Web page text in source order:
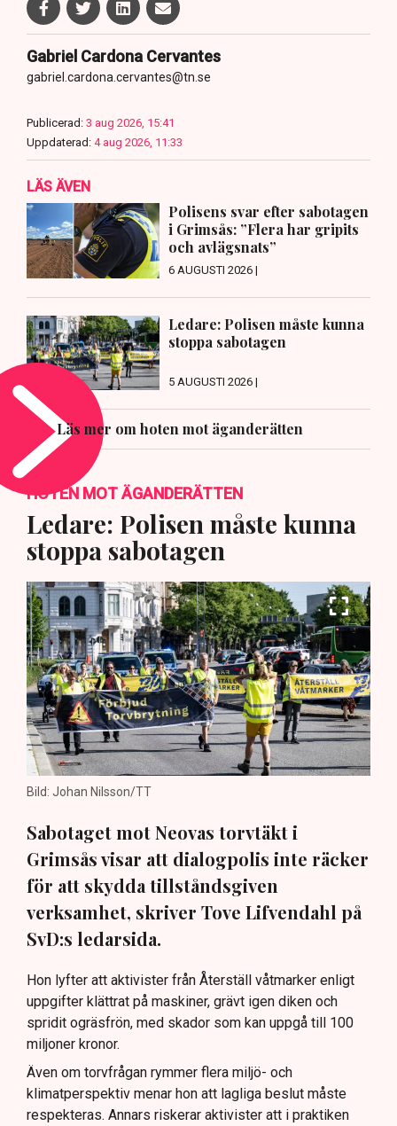
Gabriel Cardona Cervantes
gabriel.cardona.cervantes@tn.se
Publicerad: 3 aug 2026, 15:41
Uppdaterad: 4 aug 2026, 11:33
LÄS ÄVEN
Polisens svar efter sabotagen
i Grimsås: ”Flera har gripits
och avlägsnats”
6 AUGUSTI 2026 |
Ledare: Polisen måste kunna
stoppa sabotagen
5 AUGUSTI 2026 |
Läs mer om hoten mot äganderätten
HOTEN MOT ÄGANDERÄTTEN
Ledare: Polisen måste kunna
stoppa sabotagen
Bild: Johan Nilsson/TT
Sabotaget mot Neovas torvtäkt i
Grimsås visar att dialogpolis inte räcker
för att skydda tillståndsgiven
verksamhet, skriver Tove Lifvendahl på
SvD:s ledarsida.
Hon lyfter att aktivister från Återställ våtmarker enligt
uppgifter klättrat på maskiner, grävt igen diken och
spridit ogräsfrön, med skador som kan uppgå till 100
miljoner kronor.
Även om torvfrågan rymmer flera miljö- och
klimatperspektiv menar hon att lagliga beslut måste
respekteras. Annars riskerar aktivister att i praktiken